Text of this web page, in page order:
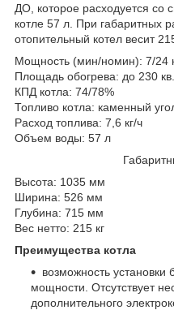
ДО, которое расходуется со
котле 57 л. При габаритных
отопительный котел весит 215
Мощность (мин/номин): 7/24
Площадь обогрева: до 230
КПД котла: 74/78%
Топливо котла: каменный
Расход топлива: 7,6 кг/ч
Объем воды: 57 л
Высота: 1035 мм
Ширина: 526 мм
Глубина: 715 мм
Вес нетто: 215 кг
Преимущества котла
возможность
мощности. Отсутствует
дополнительного